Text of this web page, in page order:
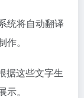
统将自动翻译
。
据这些文字生
。